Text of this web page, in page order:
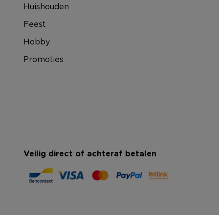
Huishouden
Feest
Hobby
Promoties
Veilig direct of achteraf betalen